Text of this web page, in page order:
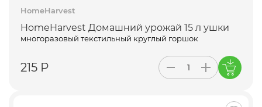
HomeHarvest
HomeHarvest Домашний урожай 15 л ушки
многоразовый текстильный круглый горшок
215 Р